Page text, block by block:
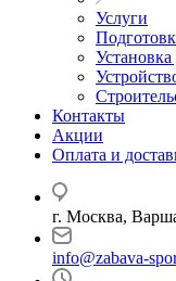
Услуги
Контакты
Акции
Оплата и
г. Москва,
info@zabava-